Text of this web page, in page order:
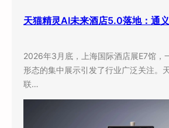
2026年3月底，上海国际酒店展E7馆，
形态的集中展示引发了行业广泛关注。
联…